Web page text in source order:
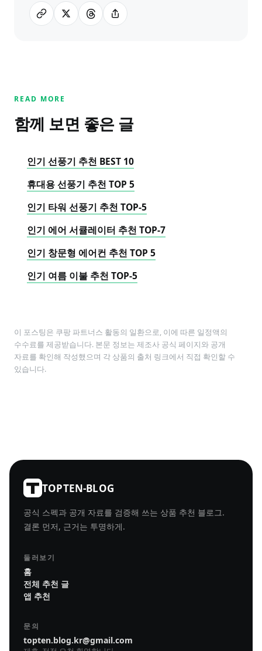
READ MORE
함께 보면 좋은 글
인기 선풍기 추천 BEST 10
휴대용 선풍기 추천 TOP 5
인기 타워 선풍기 추천 TOP-5
인기 에어 서큘레이터 추천 TOP-7
인기 창문형 에어컨 추천 TOP 5
인기 여름 이불 추천 TOP-5
이 포스팅은 쿠팡 파트너스 활동의 일환으로, 이에 따른 일정액의
수수료를 제공받습니다. 본문 정보는 제조사 공식 페이지와 공개
자료를 확인해 작성했으며 각 상품의 출처 링크에서 직접 확인할 수
있습니다.
TOPTEN-BLOG
공식 스펙과 공개 자료를 검증해 쓰는 상품 추천 블로그.
결론 먼저, 근거는 투명하게.
둘러보기
홈
전체 추천 글
앱 추천
문의
topten.blog.kr@gmail.com